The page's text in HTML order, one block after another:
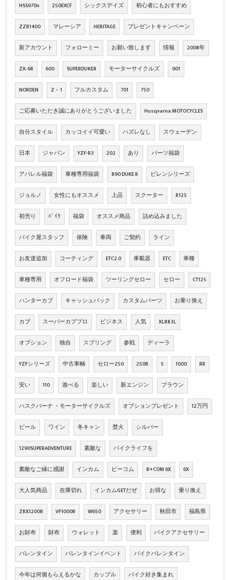
HSS970n 250EXCF シックスデイズ 初心者にもおすすめ
ZZR1400 マレーシア HERITAGE プレゼントキャンペーン
新アカウント フォローミー お願い致します 情報 2008年
ZX‐6R 600 SUPERDUKER モーターサイクルズ 901
NORDEN Z－1 フルカスタム 701 750
ご応募いただき誠にありがとうございました Husqvarna MOTOCYCLES
自分スタイル カッコイイ可愛い ハズレなし スウェーデン
日本 ジャパン YZF-R3 202 あり パーツ福袋
アパレル福袋 車種専用福袋 890 DUKE R ピレンシリーズ
ジョルノ 女性にもオススメ 上品 スクーター R125
初売り ﾊﾞｲｸ 福袋 オススメ商品 詰め込みました
バイク屋スタッフ 保険 車両 ご契約 ライン
お友達追加 コーティング ETC2.0 車載器 ETC 車種
車種専用 オフロード福袋 ツーリングセロー セロー CT125
ハンターカブ キャッシュバック カスタムパーツ お乗り換え
カブ スーパーカブプロ ビジネス 人気 XL883L
オプション 独自 スプリング 参戦 ディーラ
YZFシリーズ 中古車輌 セロー250 250R S 1000 RR
安い 110 遊べる 楽しい 新エンジン ブラウン
ハスクバーナ ・モーターサイクルズ オプションプレゼント 12万円
ビール ワイン 冬キャン 焚火 シルバー
1290SUPERADVENTURE 素敵な バイクライフを
素敵なご縁に感謝 インカム ビーコム B+COM 6X 6X
大人気商品 在庫切れ インカムGETだぜ お得な 乗り換え
ZRX1200R VF1000R W650 アクセサリー 秋田市 福島県
お財布 財布 ウォレット 楽 便利 バイクアクセサリー
バレンタイン バレンタインイベント バイクバレンタイン
今年は何個もらえるかな カップル バイク好き集まれ